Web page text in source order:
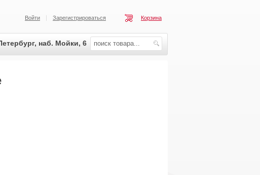
Корзина
Зарегистрироваться
Войти
наб. Мойки, 6